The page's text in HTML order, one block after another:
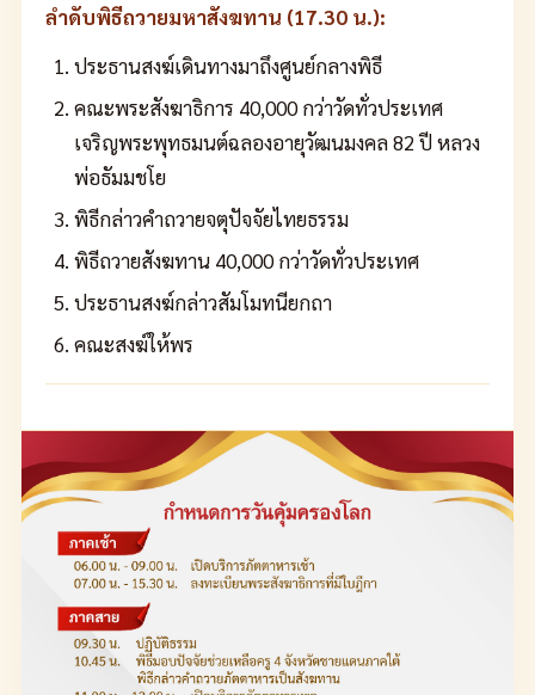
ลำดับพิธีถวายมหาสังฆทาน (17.30 น.):
ประธานสงฆ์เดินทางมาถึงศูนย์กลางพิธี
คณะพระสังฆาธิการ 40,000 กว่าวัดทั่วประเทศ
เจริญพระพุทธมนต์ฉลองอายุวัฒนมงคล 82 ปี หลวง
พ่อธัมมชโย
พิธีกล่าวคำถวายจตุปัจจัยไทยธรรม
พิธีถวายสังฆทาน 40,000 กว่าวัดทั่วประเทศ
ประธานสงฆ์กล่าวสัมโมทนียกถา
คณะสงฆ์ให้พร